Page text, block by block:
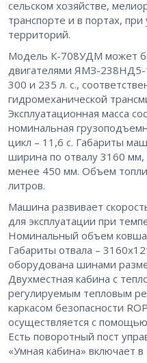
сельском хозяйстве,
транспорте и в портах,
территорий.
Модель К-708УДМ может
двигателями ЯМЗ-
300 и 235 л. с.,
гидромеханической
Эксплуатационная масса
номинальная
цикл – 11,6 c. Габариты
ширина по отвалу 3160
менее 450 мм. Объем
литров.
Машина развивает
для эксплуатации при
Номинальный объем ковша
Габариты отвала –
оборудована шинами
Двухместная кабина с
регулируемым тепловым
каркасом безопасности
осуществляется с
Есть поворотный пост
«Умная кабина» включает